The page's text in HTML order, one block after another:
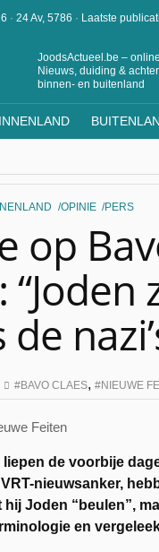
· 24 Av, 5786 · Laatste
JoodsActueel.be –
Nieuws, duiding &
binnen- en buitenland
OPINIE PERS
op
BAVO CLAES, NIEUWE
Feiten
liepen de voorbije
nieuwsanker,
Joden “beulen”,
en